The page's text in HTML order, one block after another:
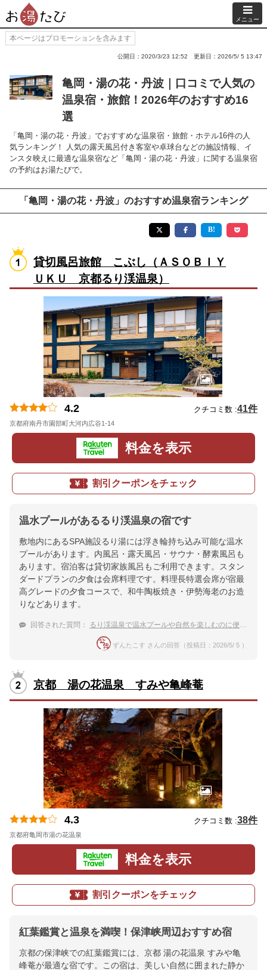
メニュー
本ページはプロモーションを含みます
公開日：2020/3/23 12:52 更新日：2026/5/ 5 13:47
亀岡・湯の花・丹波｜口コミで人気の
温泉宿・旅館！2026年のおすすめ16
選
「亀岡・湯の花・丹波」でおすすめな温泉宿・旅館・ホテル16件の人
気ランキング！ 人気の露天風呂付き客室や卓球台などの施設情報、イ
ンスタ映えに最適な温泉宿など「亀岡・湯の花・丹波」に関する温泉宿
の予約はお湯たびで。
「亀岡・湯の花・丹波」のおすすめ温泉宿ランキング
貸切風呂旅館 こぶし（ＡＳＯＢＩＹ
ＵＫＵ 京都るり渓温泉）
4.2 クチコミ数 :41件
京都府南丹市園部町大河内広谷1-14
料金を表示
割引クーポンをチェック
温水プールがあるるり渓温泉の宿です
敷地内にあるSPA施設るり湯には浮き輪持ち込み可能な温水
プールがあります。内風呂・露天風呂・サウナ・酵素風呂も
あります。宿泊客は貸切家族風呂もご利用できます。スタン
ダードプランの夕食は会席料理です。料理長特選会席が宿最
高グレードの夕食コースで、和牛陶板焼き・伊勢海老のお造
りなどあります。
回答された質問： るり渓温泉で温水プールや自然を楽しむのに便利な宿
ずんたこす さんの回答（投稿日：2026/5/ 5 ）
京都 湯の花温泉 すみや亀峰菴
4.3 クチコミ数 :38件
京都府亀岡市湯の花温泉
料金を表示
割引クーポンをチェック
紅葉鑑賞と温泉を満喫！保津峡周辺おすすめ宿
京都の保津峡での紅葉鑑賞には、京都 湯の花温泉 すみや亀
峰菴が最適な宿です。この宿は、美しい自然に囲まれた静か